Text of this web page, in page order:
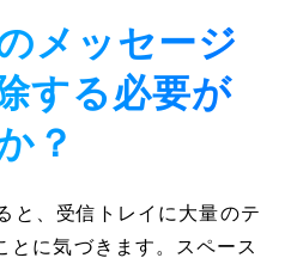
メッセージ
する必要が
？
と、受信トレイに大量のテ
とに気づきます。スペース